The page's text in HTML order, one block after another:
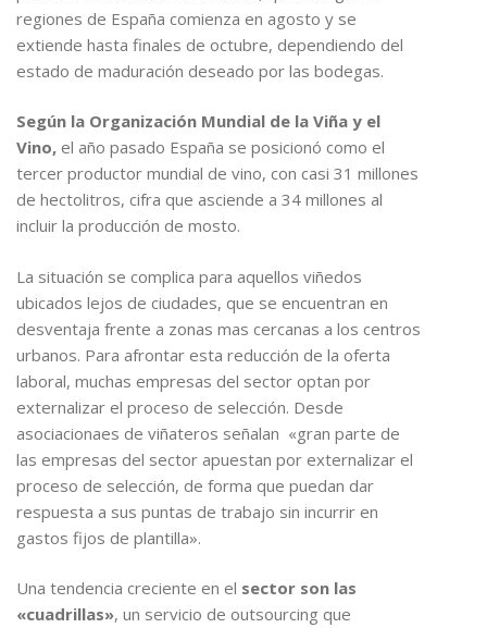
regiones de España comienza en agosto y se
extiende hasta finales de octubre, dependiendo del
estado de maduración deseado por las bodegas.
Según la Organización Mundial de la Viña y el
Vino, el año pasado España se posicionó como el
tercer productor mundial de vino, con casi 31 millones
de hectolitros, cifra que asciende a 34 millones al
incluir la producción de mosto.
La situación se complica para aquellos viñedos
ubicados lejos de ciudades, que se encuentran en
desventaja frente a zonas mas cercanas a los centros
urbanos. Para afrontar esta reducción de la oferta
laboral, muchas empresas del sector optan por
externalizar el proceso de selección. Desde
asociacionaes de viñateros señalan «gran parte de
las empresas del sector apuestan por externalizar el
proceso de selección, de forma que puedan dar
respuesta a sus puntas de trabajo sin incurrir en
gastos fijos de plantilla».
Una tendencia creciente en el sector son las
«cuadrillas», un servicio de outsourcing que